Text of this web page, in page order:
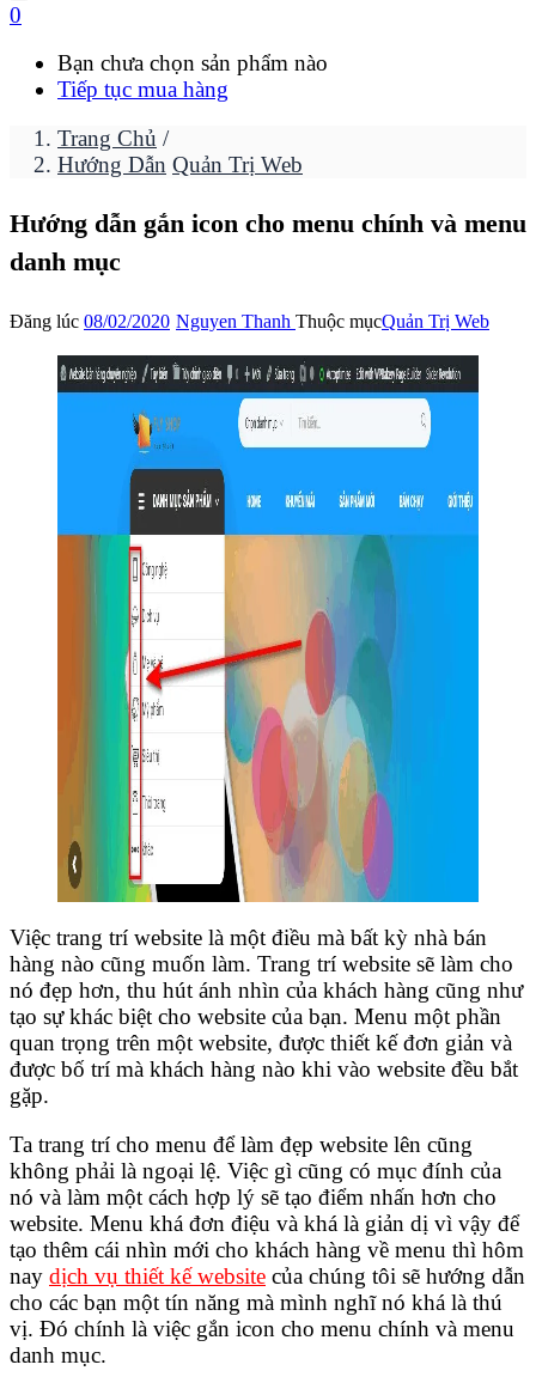
0
Bạn chưa chọn sản phẩm nào
Tiếp tục mua hàng
Trang Chủ /
Hướng Dẫn Quản Trị Web
Hướng dẫn gắn icon cho menu chính và menu
danh mục
Đăng lúc 08/02/2020 Nguyen Thanh Thuộc mụcQuản Trị Web
Việc trang trí website là một điều mà bất kỳ nhà bán
hàng nào cũng muốn làm. Trang trí website sẽ làm cho
nó đẹp hơn, thu hút ánh nhìn của khách hàng cũng như
tạo sự khác biệt cho website của bạn. Menu một phần
quan trọng trên một website, được thiết kế đơn giản và
được bố trí mà khách hàng nào khi vào website đều bắt
gặp.
Ta trang trí cho menu để làm đẹp website lên cũng
không phải là ngoại lệ. Việc gì cũng có mục đính của
nó và làm một cách hợp lý sẽ tạo điểm nhấn hơn cho
website. Menu khá đơn điệu và khá là giản dị vì vậy để
tạo thêm cái nhìn mới cho khách hàng về menu thì hôm
nay dịch vụ thiết kế website của chúng tôi sẽ hướng dẫn
cho các bạn một tín năng mà mình nghĩ nó khá là thú
vị. Đó chính là việc gắn icon cho menu chính và menu
danh mục.